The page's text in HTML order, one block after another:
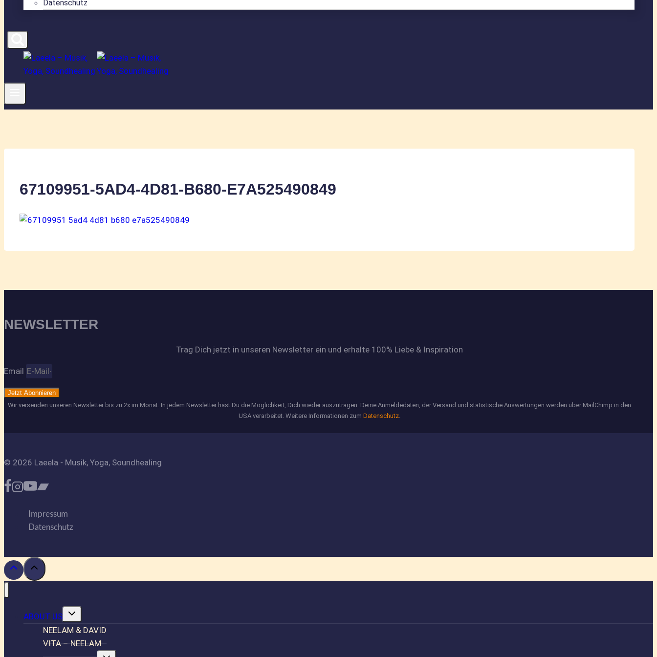
Datenschutz
67109951-5AD4-4D81-B680-E7A525490849
NEWSLETTER
Trag Dich jetzt in unseren Newsletter ein und erhalte 100% Liebe & Inspiration
Email
Jetzt Abonnieren
Wir versenden unseren Newsletter bis zu 2x im Monat. In jedem Newsletter hast Du die Möglichkeit, Dich wieder auszutragen. Deine Anmeldedaten, der Versand und statistische Auswertungen werden über MailChimp in den
USA verarbeitet. Weitere Informationen zum Datenschutz.
© 2026 Laeela - Musik, Yoga, Soundhealing
Impressum
Datenschutz
ABOUT US
Untermenü
umschalten
NEELAM & DAVID
VITA – NEELAM
Untermenü